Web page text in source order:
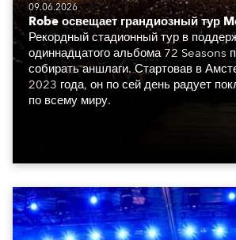
09.06.2026
Robe освещает грандиозный тур
Рекордный стадионный тур в
одиннадцатого альбома 72 Seasons
собирать аншлаги. Стартовав в
2023 года, он по сей день радует
по всему миру.